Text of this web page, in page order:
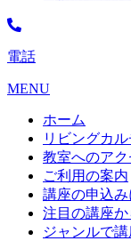
電話
MENU
ホーム
リビングカ
教室へのアク
ご利用の案内
講座の申込み
注目の講座か
ジャンルで